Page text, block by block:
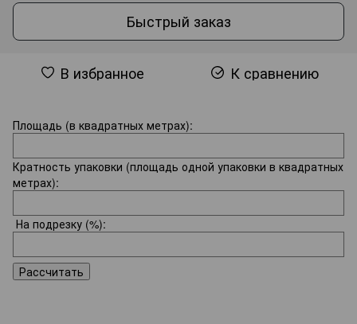
Быстрый заказ
В избранное К сравнению
Площадь (в квадратных метрах):
Кратность упаковки (площадь одной упаковки в квадратных
метрах):
На подрезку (%):
Рассчитать